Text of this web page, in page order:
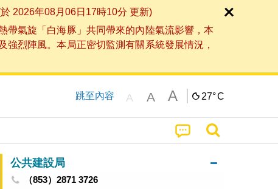
2026年08月06日17時10分 更新)
帶氣旋「白海豚」共同帶來的內陸氣流影響，本
烈陣風。本局正密切監測有關系統發展情況，
跳至內容 A A A 27°C
公共建設局
（853）2871 3726